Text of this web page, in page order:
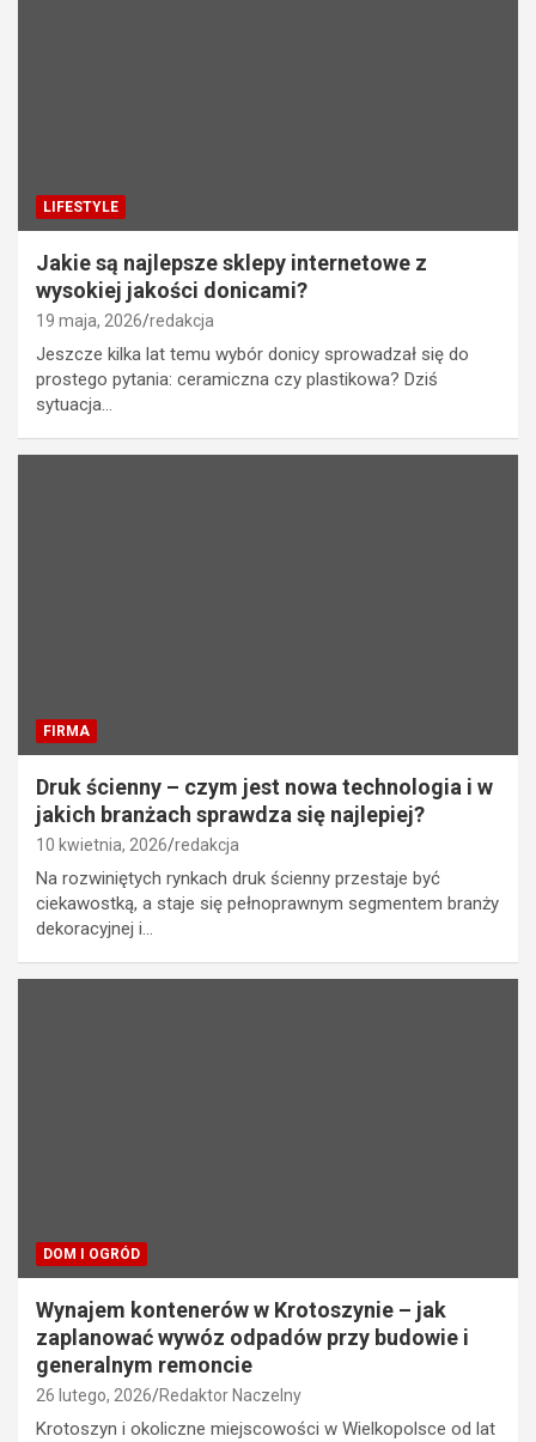
LIFESTYLE
Jakie są najlepsze sklepy internetowe z
wysokiej jakości donicami?
19 maja, 2026 redakcja
Jeszcze kilka lat temu wybór donicy sprowadzał się do
prostego pytania: ceramiczna czy plastikowa? Dziś
sytuacja…
FIRMA
Druk ścienny – czym jest nowa technologia i w
jakich branżach sprawdza się najlepiej?
10 kwietnia, 2026 redakcja
Na rozwiniętych rynkach druk ścienny przestaje być
ciekawostką, a staje się pełnoprawnym segmentem branży
dekoracyjnej i…
DOM I OGRÓD
Wynajem kontenerów w Krotoszynie – jak
zaplanować wywóz odpadów przy budowie i
generalnym remoncie
26 lutego, 2026 Redaktor Naczelny
Krotoszyn i okoliczne miejscowości w Wielkopolsce od lat